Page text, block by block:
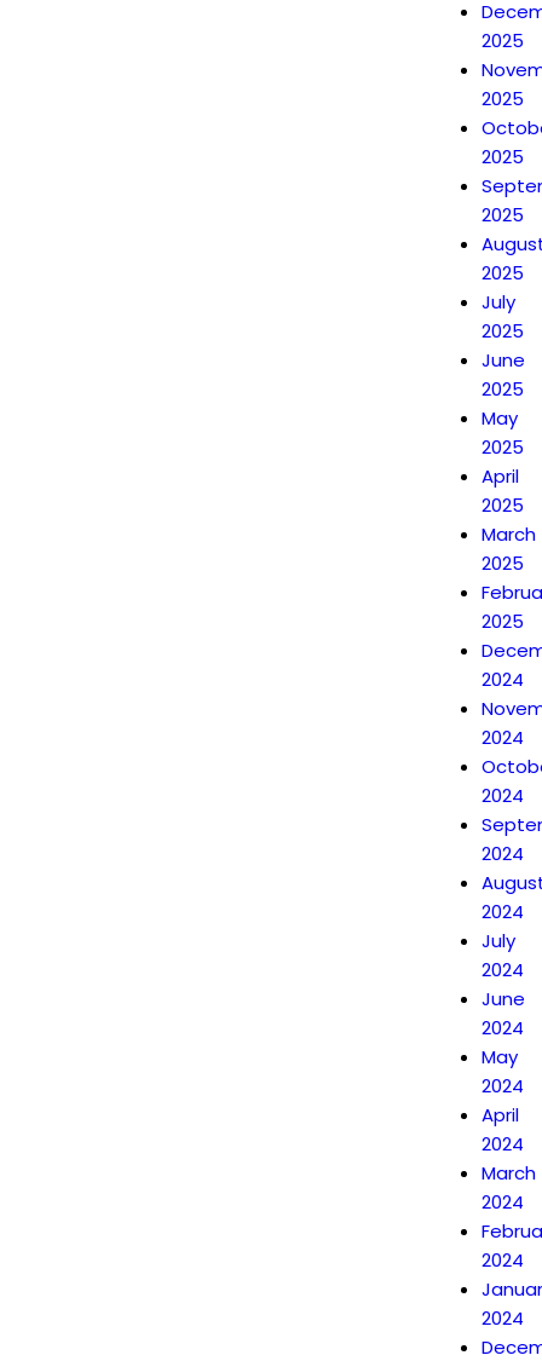
2025
2025
2025
2025
2025
July
2025
June
2025
May
2025
April
2025
March
2025
2025
2024
2024
2024
2024
2024
July
2024
June
2024
May
2024
April
2024
March
2024
2024
2024